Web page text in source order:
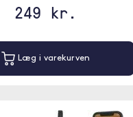
249 kr.
Læg i varekurven